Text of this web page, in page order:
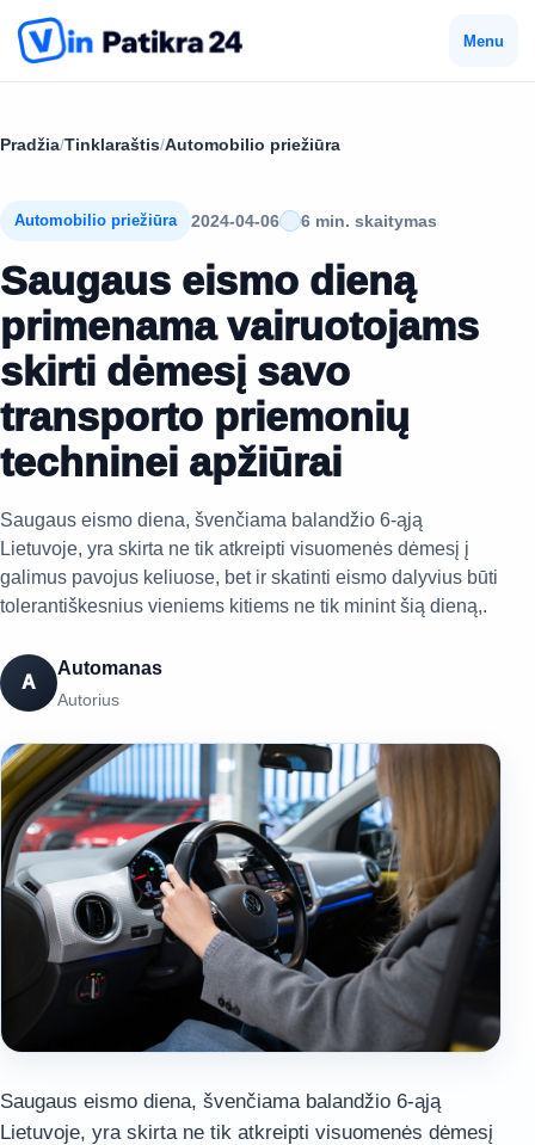
Menu
Pradžia/Tinklaraštis/Automobilio priežiūra
Automobilio priežiūra 2024-04-06 6 min. skaitymas
Saugaus eismo dieną
primenama vairuotojams
skirti dėmesį savo
transporto priemonių
techninei apžiūrai
Saugaus eismo diena, švenčiama balandžio 6-ąją
Lietuvoje, yra skirta ne tik atkreipti visuomenės dėmesį į
galimus pavojus keliuose, bet ir skatinti eismo dalyvius būti
tolerantiškesnius vieniems kitiems ne tik minint šią dieną,.
A
Automanas
Autorius
Saugaus eismo diena, švenčiama balandžio 6-ąją
Lietuvoje, yra skirta ne tik atkreipti visuomenės dėmesį